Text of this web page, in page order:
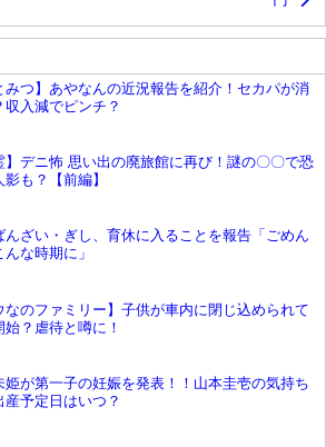
みつ】あやなんの近況報告を紹介！セカパが消
収入減でピンチ？
】デニ怖 思い出の廃旅館に再び！謎の〇〇で恐
も？【前編】
んざい・ぎし、育休に入ることを報告「ごめん
な時期に」
なのファミリー】子供が車内に閉じ込められて
始？虐待と噂に！
姫が第一子の妊娠を発表！！山本圭壱の気持ち
産予定日はいつ？